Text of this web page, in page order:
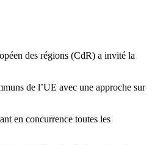
des régions (CdR) a invité la
de l’UE avec une approche sur
en concurrence toutes les